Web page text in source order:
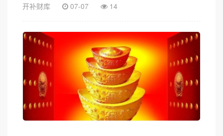
开补财库
07-07 14